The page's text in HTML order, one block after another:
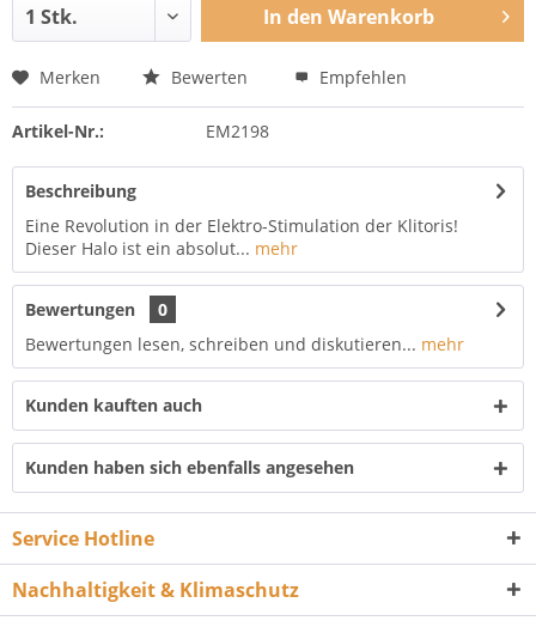
In den Warenkorb
Merken Bewerten Empfehlen
Artikel-Nr.: EM2198
Beschreibung
Eine Revolution in der Elektro-Stimulation der Klitoris!
Dieser Halo ist ein absolut... mehr
Bewertungen
0
Bewertungen lesen, schreiben und diskutieren... mehr
Kunden kauften auch
Kunden haben sich ebenfalls angesehen
Service Hotline
Nachhaltigkeit & Klimaschutz